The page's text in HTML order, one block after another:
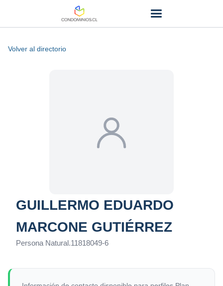
Volver al directorio
GUILLERMO EDUARDO
MARCONE GUTIÉRREZ
Persona Natural.11818049-6